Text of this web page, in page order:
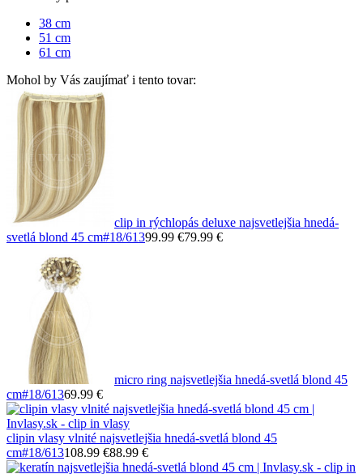
38 cm
51 cm
61 cm
Mohol by Vás zaujímať i tento tovar:
clip in rýchlopás deluxe najsvetlejšia hnedá-
svetlá blond 45 cm#18/61399.99 €79.99 €
micro ring najsvetlejšia hnedá-svetlá blond 45
cm#18/61369.99 €
clipin vlasy vlnité najsvetlejšia hnedá-svetlá blond 45
cm#18/613108.99 €88.99 €